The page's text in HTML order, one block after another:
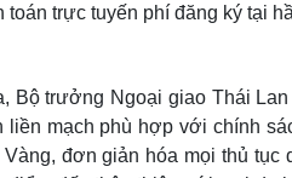
trực tuyến phí đăng ký tại
Bộ trưởng Ngoại giao Thái
mạch phù hợp với chính
đơn giản hóa mọi thủ tục